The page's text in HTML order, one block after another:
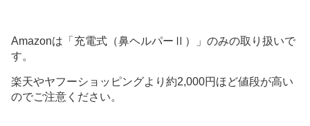
Amazonは「充電式（鼻ヘルパーⅡ）」のみの取り扱いで
す。
楽天やヤフーショッピングより約2,000円ほど値段が高い
のでご注意ください。